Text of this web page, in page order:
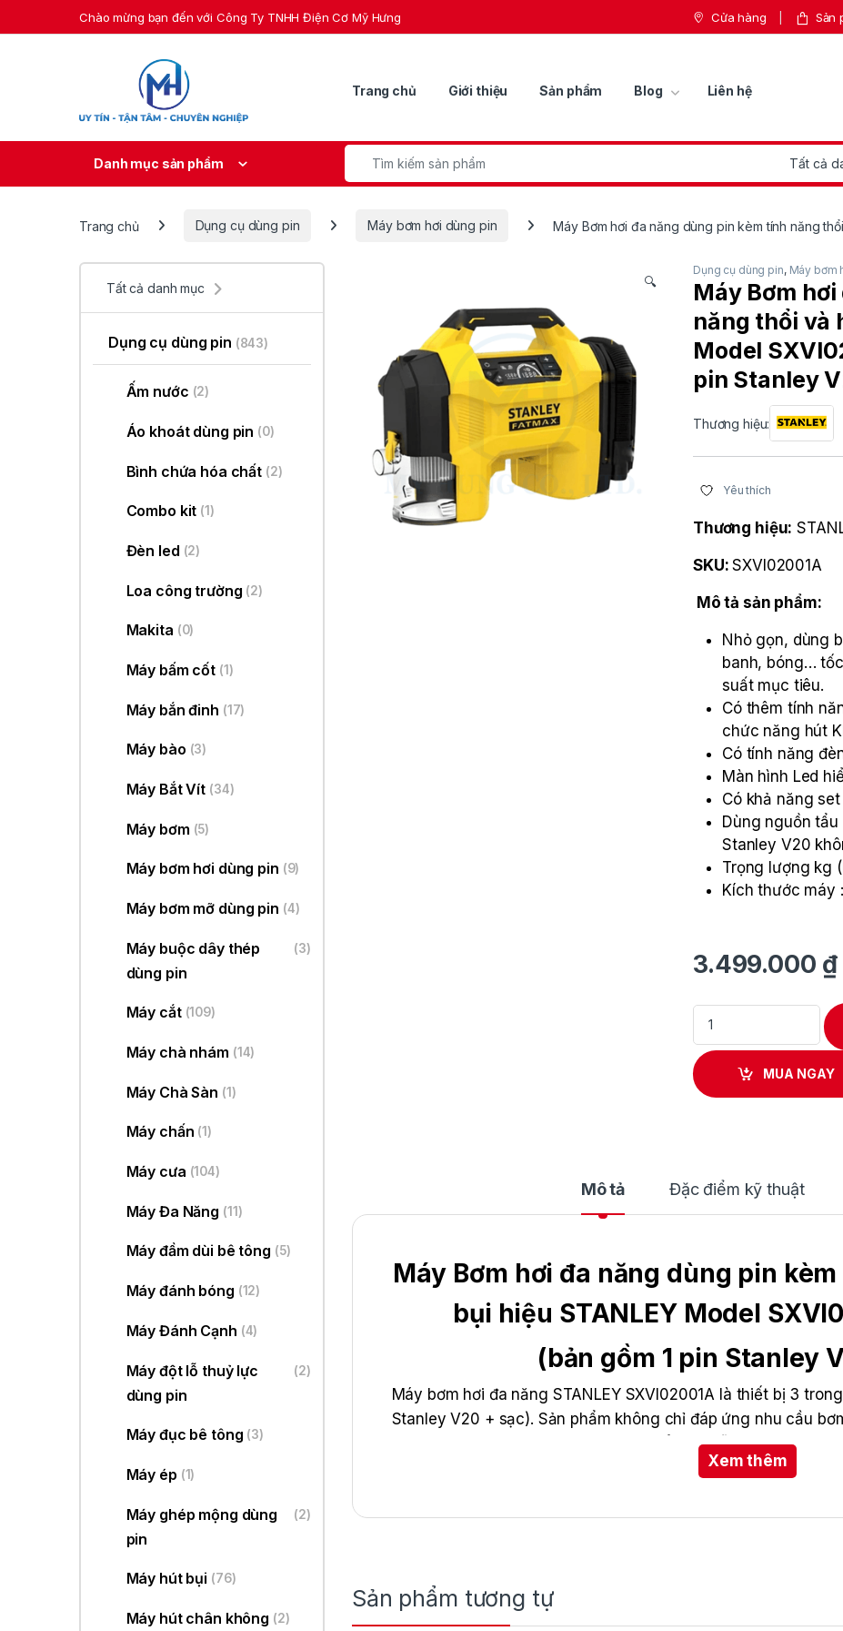
Skip to navigationChào mừng bạn đến với Công Ty TNHH Điện Cơ Mỹ Hưng Cửa hàng Sản
Trang chủ Giới thiệu Sản phẩm Blog Liên hệ
Danh mục sản phẩm
Search for:
Trang chủ Dụng cụ dùng pin Máy bơm hơi dùng pin Máy Bơm hơi đa năng dùng pin kèm tính năng
🔍
Dụng cụ dùng pin, Máy bơm
Máy Bơm
năng thổi và
Model
pin Stanley
Thương hiệu:
Yêu thích
Thương hiệu:
SKU:SXVI02001A
Mô tả sản phẩm:
Nhỏ gọn, dùng
banh, bóng…
suất mục tiêu.
Có thêm tính
chức năng hút
Có tính năng
Màn hình Led
Có khả năng
Dùng nguồn
Stanley V20
Trọng lượng kg
Kích thước máy
3.499.000 ₫
Máy Bơm hơi đa năng
MUA NGAY
Mô tả Đặc điểm kỹ thuật
Máy Bơm hơi đa năng dùng pin
bụi hiệu STANLEY Model
(bản gồm 1 pin Stanley
Máy bơm hơi đa năng STANLEY SXVI02001A là thiết bị 3
Stanley V20 + sạc). Sản phẩm không chỉ đáp ứng nhu cầu
còn tích hợp thêm tính năng hút và thổi bụi, hỗ trợ chăm sóc
Xem thêm
Sản phẩm tương tự
Tất cả danh mục
Dụng cụ dùng pin (843)
Ấm nước (2)
Áo khoát dùng pin (0)
Bình chứa hóa chất (2)
Combo kit (1)
Đèn led (2)
Loa công trường (2)
Makita (0)
Máy bấm cốt (1)
Máy bắn đinh (17)
Máy bào (3)
Máy Bắt Vít (34)
Máy bơm (5)
Máy bơm hơi dùng pin (9)
Máy bơm mỡ dùng pin (4)
Máy buộc dây thép
dùng pin
(3)
Máy cắt (109)
Máy chà nhám (14)
Máy Chà Sàn (1)
Máy chấn (1)
Máy cưa (104)
Máy Đa Năng (11)
Máy đầm dùi bê tông (5)
Máy đánh bóng (12)
Máy Đánh Cạnh (4)
Máy đột lỗ thuỷ lực
dùng pin
(2)
Máy đục bê tông (3)
Máy ép (1)
Máy ghép mộng dùng
pin
(2)
Máy hút bụi (76)
Máy hút chân không (2)